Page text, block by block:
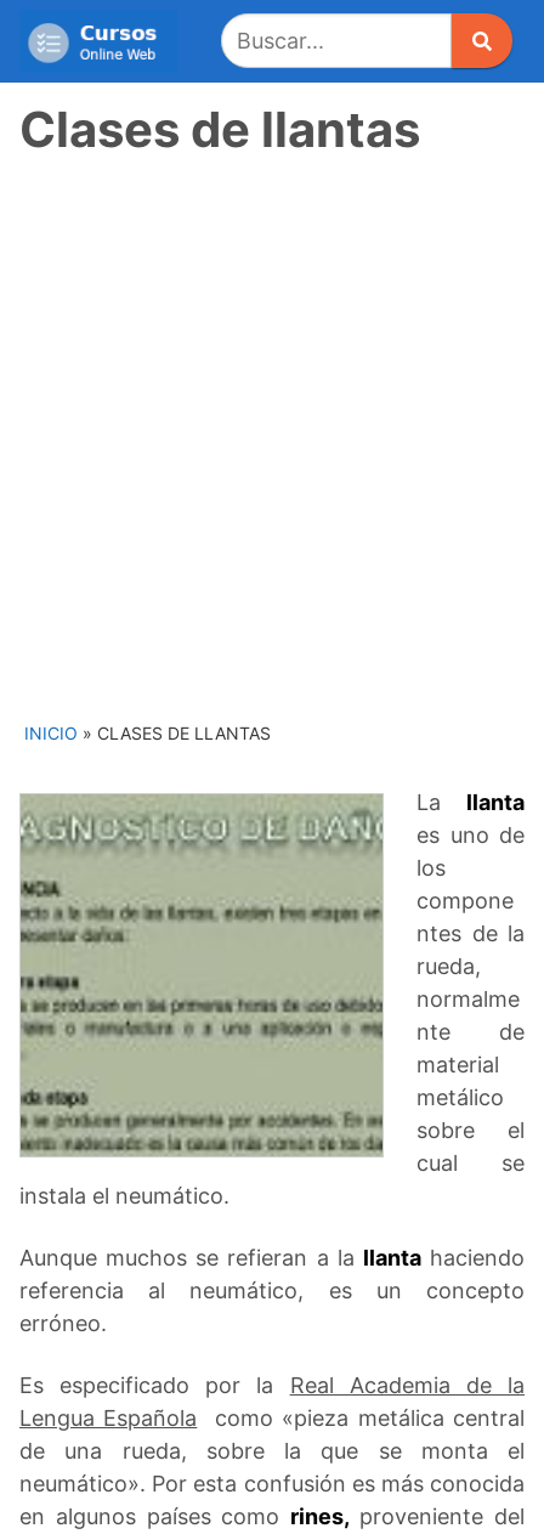
Clases de llantas
INICIO » CLASES DE LLANTAS
La llanta
es uno de
los
compone
ntes de la
rueda,
normalme
nte de
material
metálico
sobre el
cual se
instala el neumático.
Aunque muchos se refieran a la llantahaciendo
referencia al neumático, es un concepto
erróneo.
Es especificado por la Real Academia de la
Lengua Española como «pieza metálica central
de una rueda, sobre la que se monta el
neumático». Por esta confusión es más conocida
en algunos países como rines, proveniente del